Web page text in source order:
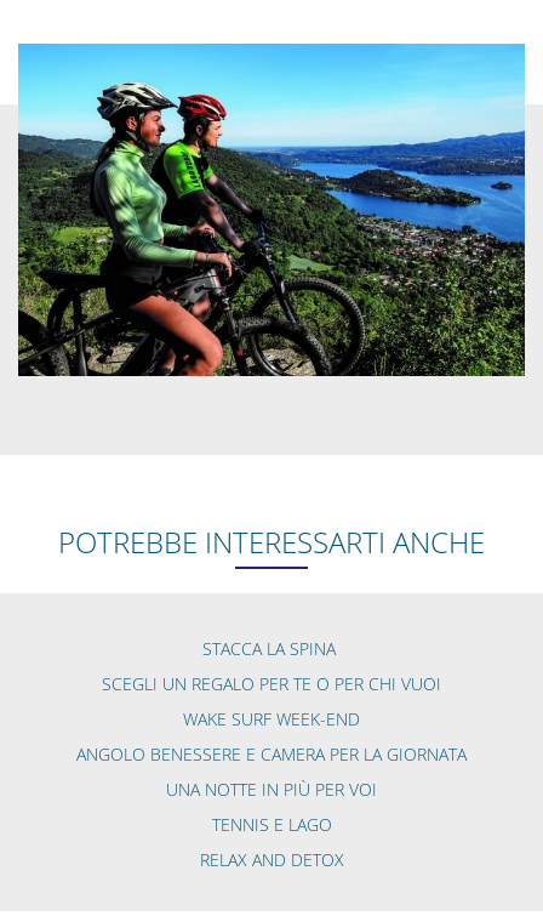
POTREBBE INTERESSARTI ANCHE
STACCA LA SPINA
SCEGLI UN REGALO PER TE O PER CHI VUOI
WAKE SURF WEEK-END
ANGOLO BENESSERE E CAMERA PER LA GIORNATA
UNA NOTTE IN PIÙ PER VOI
TENNIS E LAGO
RELAX AND DETOX